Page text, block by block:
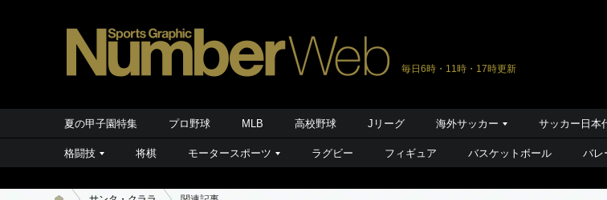
毎日6時・11時・17時更新
夏の甲子園特集 プロ野球 MLB 高校野球 Jリーグ 海外サッカー サッカー日本
格闘技 将棋 モータースポーツ ラグビー フィギュア バスケットボール バレ